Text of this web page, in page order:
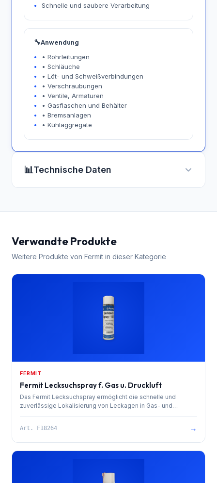
Schnelle und saubere Verarbeitung
🔧Anwendung
• Rohrleitungen
• Schläuche
• Löt- und Schweißverbindungen
• Verschraubungen
• Ventile, Armaturen
• Gasflaschen und Behälter
• Bremsanlagen
• Kühlaggregate
📊Technische Daten
Verwandte Produkte
Weitere Produkte von Fermit in dieser Kategorie
FERMIT
Fermit Lecksuchspray f. Gas u. Druckluft
Das Fermit Lecksuchspray ermöglicht die schnelle und
zuverlässige Lokalisierung von Leckagen in Gas- und
Druckluftsystemen. Ideal für Installateure und Facility Manager
Art. F18264 →